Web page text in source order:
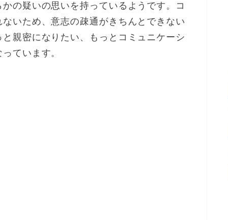
の疑いの思いを持っているようです。コ
いため、意志の疎通がきちんとできない
親密になりたい、もっとコミュニケーシ
ています。